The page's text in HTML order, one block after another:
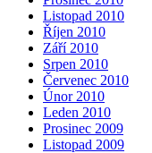
Listopad 2010
Říjen 2010
Září 2010
Srpen 2010
Červenec 2010
Únor 2010
Leden 2010
Prosinec 2009
Listopad 2009